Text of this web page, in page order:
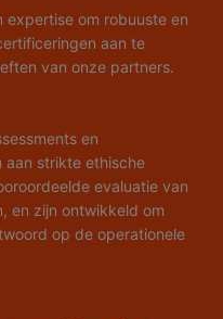
expertise om robuuste en
aan te
van onze partners.
en
aan strikte ethische
evaluatie van
en zijn ontwikkeld om
op de operationele